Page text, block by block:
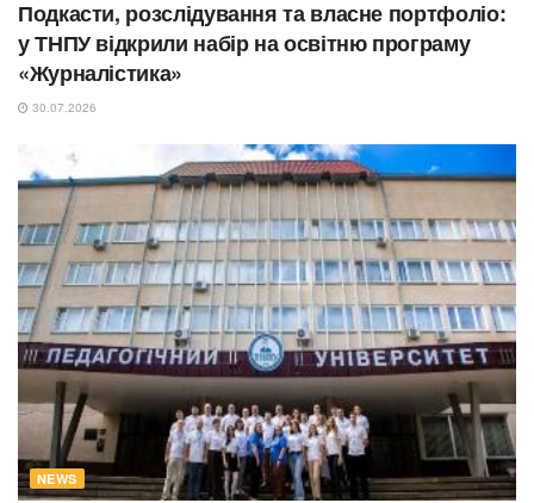
Подкасти, розслідування та власне портфоліо:
у ТНПУ відкрили набір на освітню програму
«Журналістика»
30.07.2026
NEWS